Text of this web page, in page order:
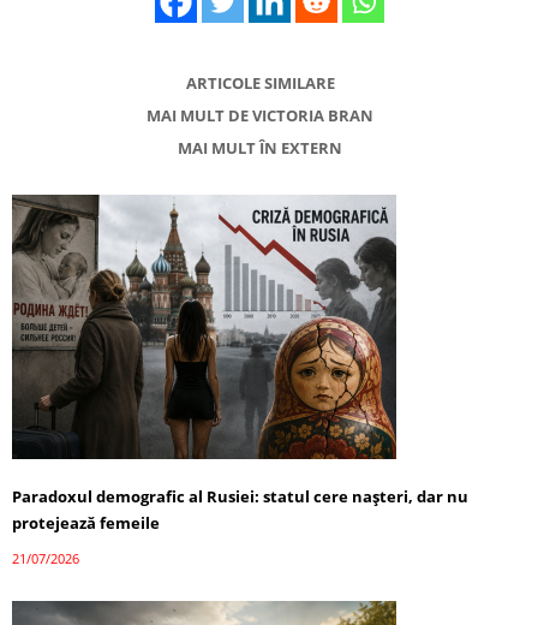
ARTICOLE SIMILARE
MAI MULT DE VICTORIA BRAN
MAI MULT ÎN EXTERN
Paradoxul demografic al Rusiei: statul cere nașteri, dar nu
protejează femeile
21/07/2026